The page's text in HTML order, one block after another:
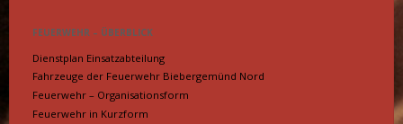
FEUERWEHR – ÜBERBLICK
Dienstplan Einsatzabteilung
Fahrzeuge der Feuerwehr Biebergemünd Nord
Feuerwehr – Organisationsform
Feuerwehr in Kurzform